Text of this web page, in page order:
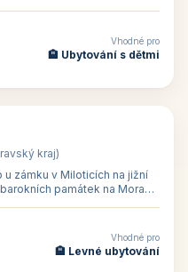
Vhodné pro
🏨 Ubytování s dětmi
kraj)
zámku v Miloticích na jižní
památek na Moravě,
Vhodné pro
🏨 Levné ubytování